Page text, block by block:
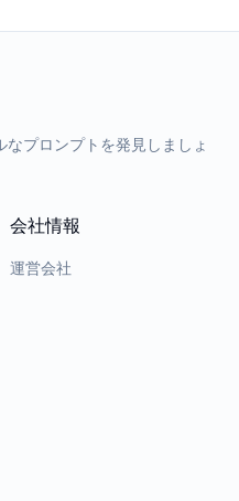
プロンプトを発見しましょ
会社情報
運営会社